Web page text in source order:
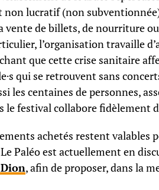
non lucratif (non
vente de billets, de nourriture
l’organisation travaille
que cette crise sanitaire
qui se retrouvent sans
les centaines de personnes,
le festival collabore fidèlement
achetés restent valables
Paléo est actuellement en
, afin de proposer, dans la